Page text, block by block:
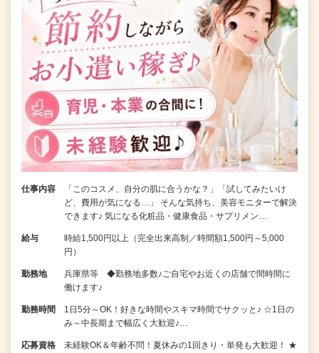
仕事内容
「このコスメ、自分の肌に合うかな？」「試してみたいけ
ど、費用が気になる…」 そんな気持ち、美容モニターで解決
できます♪ 気になる化粧品・健康食品・サプリメン…
給与
時給1,500円以上（完全出来高制／時間額1,500円～5,000
円）
勤務地
兵庫県等 ◆勤務地多数♪ご自宅やお近くの店舗で間時間に
働けます♪
勤務時間
1日5分～OK！好きな時間やスキマ時間でサクッと♪ ☆1日の
み～中長期まで幅広く大歓迎♪…
応募資格
未経験OK＆年齢不問！夏休みの1回きり・単発も大歓迎！ ★